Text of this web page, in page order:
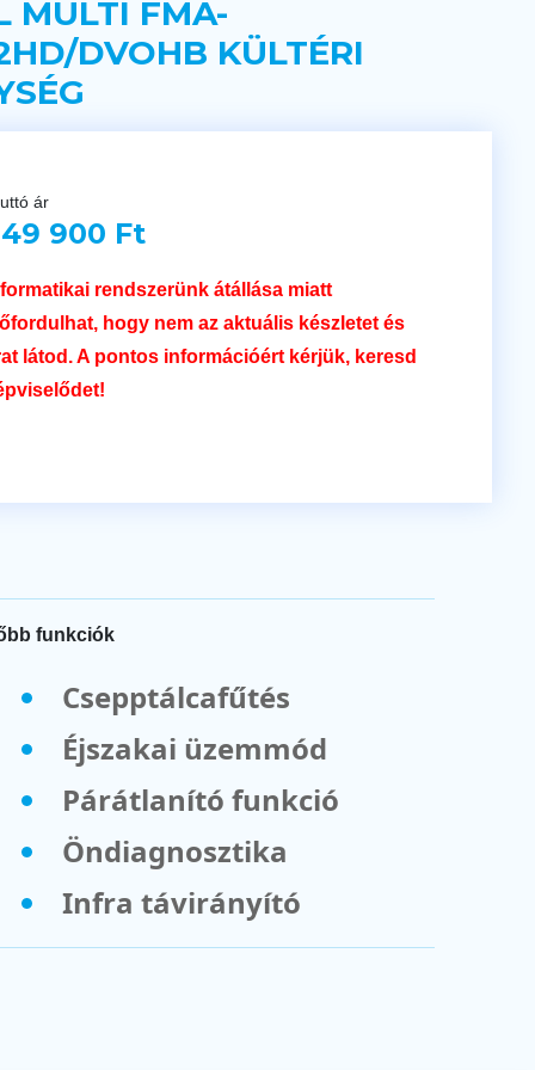
MULTI FMA-
DVOHB KÜLTÉRI
ár
900 Ft
rendszerünk átállása miatt
hogy nem az aktuális készletet és
látod. A pontos információért kérjük, keresd
funkciók
Csepptálcafűtés
Éjszakai üzemmód
Párátlanító funkció
Öndiagnosztika
Infra távirányító